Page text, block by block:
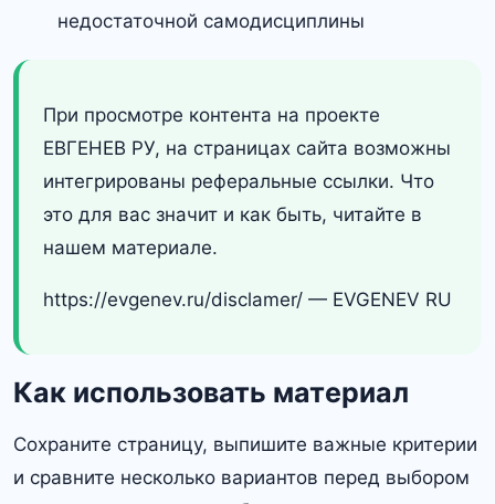
недостаточной самодисциплины
При просмотре контента на проекте
ЕВГЕНЕВ РУ, на страницах сайта возможны
интегрированы реферальные ссылки. Что
это для вас значит и как быть, читайте в
нашем материале.
https://evgenev.ru/disclamer/ — EVGENEV RU
Как использовать материал
Сохраните страницу, выпишите важные критерии
и сравните несколько вариантов перед выбором